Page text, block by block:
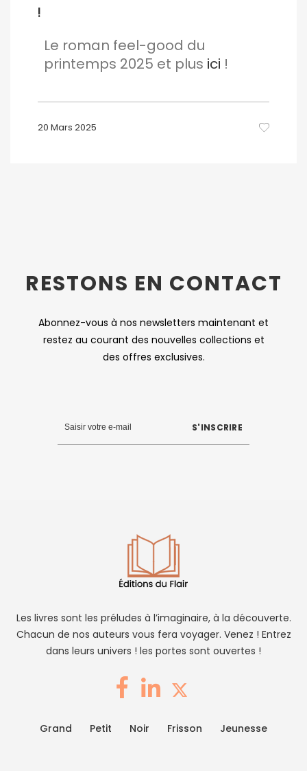
!
Le roman feel-good du
printemps 2025 et plus ici !
20 Mars 2025
RESTONS EN CONTACT
Abonnez-vous à nos newsletters maintenant et
restez au courant des nouvelles collections et
des offres exclusives.
S'INSCRIRE
Les livres sont les préludes à l’imaginaire, à la découverte.
Chacun de nos auteurs vous fera voyager. Venez ! Entrez
dans leurs univers ! les portes sont ouvertes !
Grand Petit Noir Frisson Jeunesse